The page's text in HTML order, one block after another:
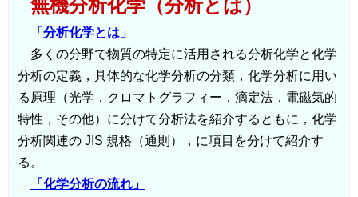
無機分析化学（分析とは）
「分析化学とは」
多くの分野で物質の特定に活用される分析化学と化学
分析の定義，具体的な化学分析の分類，化学分析に用い
る原理（光学，クロマトグラフィー，滴定法，電磁気的
特性，その他）に分けて分析法を紹介するともに，化学
分析関連の JIS 規格（通則），に項目を分けて紹介す
る。
「化学分析の流れ」